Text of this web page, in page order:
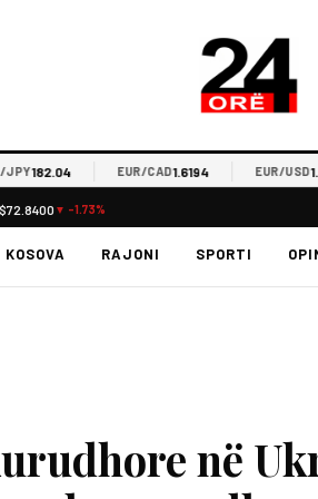
182.04 EUR/CAD1.6194 EUR/USD1.1552
$72.8400 ▼ -1.73%
KOSOVA RAJONI SPORTI
në